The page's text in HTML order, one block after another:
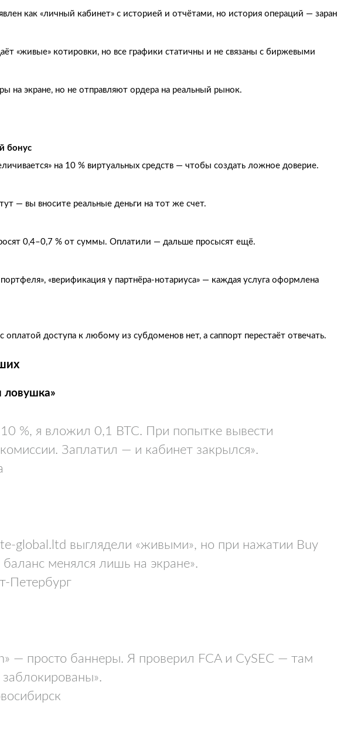
как «личный кабинет» с историей и отчётами, но история операций —
«живые» котировки, но все графики статичны и не связаны с биржевыми
на экране, но не отправляют ордера на реальный рынок.
бонус
на 10 % виртуальных средств — чтобы создать ложное доверие.
— вы вносите реальные деньги на тот же счет.
0,4–0,7 % от суммы. Оплатили — дальше просысят ещё.
«верификация у партнёра-нотариуса» — каждая услуга оформлена
оплатой доступа к любому из субдоменов нет, а саппорт перестаёт отвечать.
ловушка»
%, я вложил 0,1 BTC. При попытке вывести
Заплатил — и кабинет закрылся».
global.ltd выглядели «живыми», но при нажатии Buy
менялся лишь на экране».
— просто баннеры. Я проверил FCA и CySEC — там